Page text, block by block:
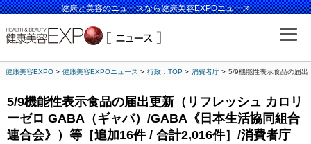
健康と美容のニュースなら健康美容EXPOニュース
健康美容EXPO 健康美容EXPOニュース 行政：TOP 消費者庁 5/9機能性表示食品の届
5/9機能性表示食品の届出更新（リフレッシュ カロリ
ーゼロ GABA（ギャバ）/GABA《日本生活協同組合
連合会》）等［追加16件 / 合計2,016件］/消費者庁